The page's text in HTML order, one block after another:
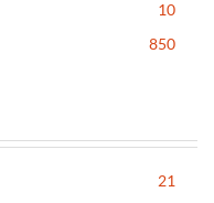
10
850
21